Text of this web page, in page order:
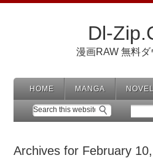
Dl-
漫画RAW 無料ダ
HOME MANGA NOVEL
Archives for February